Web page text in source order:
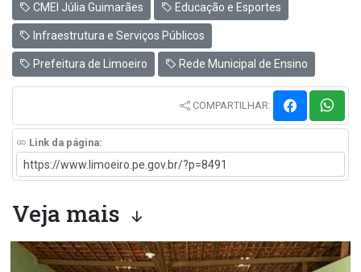
CMEI Júlia Guimarães Educação e Esportes
Infraestrutura e Serviços Públicos
Prefeitura de Limoeiro Rede Municipal de Ensino
COMPARTILHAR:
Link da página:
Veja mais